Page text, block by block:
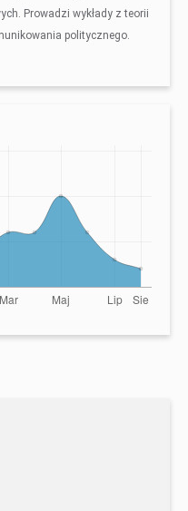
Prowadzi wykłady z teorii
politycznego.